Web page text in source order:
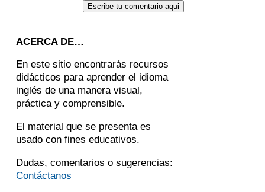
ACERCA DE…
En este sitio encontrarás recursos
didácticos para aprender el idioma
inglés de una manera visual,
práctica y comprensible.
El material que se presenta es
usado con fines educativos.
Dudas, comentarios o sugerencias:
Contáctanos